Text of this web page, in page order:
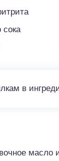
сока
в
масло